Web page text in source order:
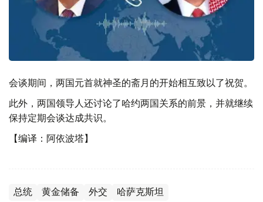
会谈期间，两国元首就神圣的斋月的开始相互致以了祝贺。
此外，两国领导人还讨论了哈约两国关系的前景，并就继续
保持定期会谈达成共识。
【编译：阿依波塔】
总统 黄金储备 外交 哈萨克斯坦